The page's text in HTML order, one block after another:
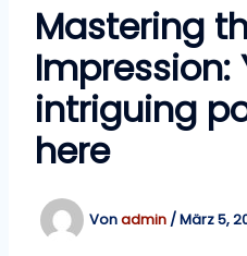
Mastering
Impression:
intriguing
here
Vonadmin /März 5,